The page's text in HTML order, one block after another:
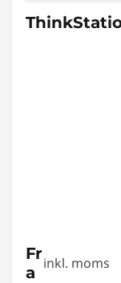
Fr
a inkl. moms